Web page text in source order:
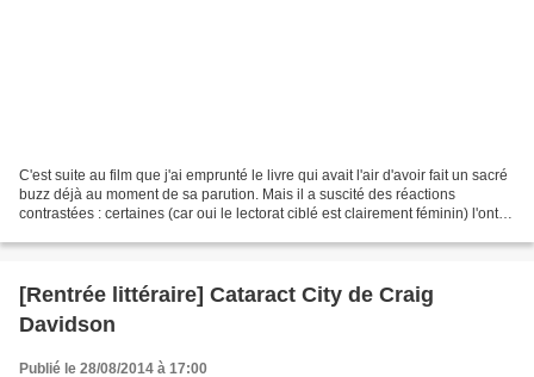
C'est suite au film que j'ai emprunté le livre qui avait l'air d'avoir fait un sacré
buzz déjà au moment de sa parution. Mais il a suscité des réactions
contrastées : certaines (car oui le lectorat ciblé est clairement féminin) l'ont
[Rentrée littéraire] Cataract City de Craig
Davidson
Publié le 28/08/2014 à 17:00